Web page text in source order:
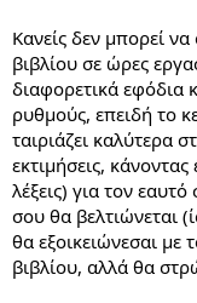
Κανείς δεν μπορεί
βιβλίου σε ώρες
διαφορετικά εφόδια
ρυθμούς, επειδή το
ταιριάζει καλύτερα
εκτιμήσεις,
λέξεις) για τον
σου θα βελτιώνεται
θα εξοικειώνεσαι
βιβλίου, αλλά θα